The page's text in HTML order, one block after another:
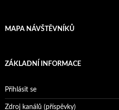
MAPA NÁVŠTĚVNÍKŮ
ZÁKLADNÍ INFORMACE
Přihlásit se
Zdroj kanálů (příspěvky)